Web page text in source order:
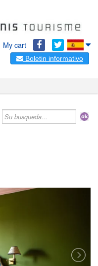
My cart
Boletin informativo